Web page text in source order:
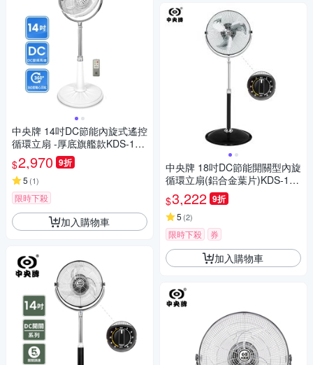
中央牌 14吋DC節能內旋式遙控
循環立扇 -厚底旗艦款KDS-141
SR(絢麗白)
$2,970 9折
5 (1)
限時下殺
加入購物車
中央牌 18吋DC節能開關型內旋
循環立扇(鋁合金葉片)KDS-181
$3,222 9折
5 (2)
限時下殺 券
加入購物車